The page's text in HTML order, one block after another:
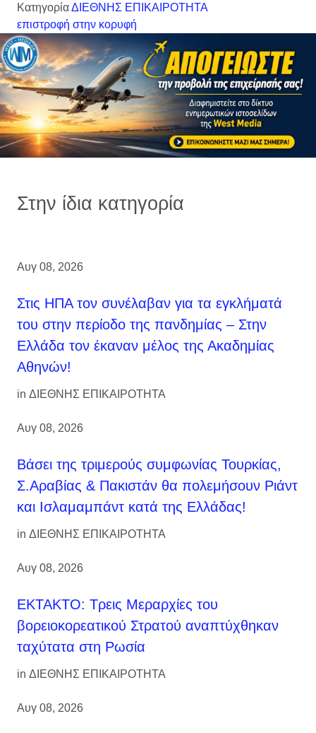
ΚατηγορίαΔΙΕΘΝΗΣ ΕΠΙΚΑΙΡΟΤΗΤΑ
επιστροφή στην κορυφή
Στην ίδια κατηγορία
Αυγ 08, 2026
Στις ΗΠΑ τον συνέλαβαν για τα εγκλήματά
του στην περίοδο της πανδημίας – Στην
Ελλάδα τον έκαναν μέλος της Ακαδημίας
Αθηνών!
in ΔΙΕΘΝΗΣ ΕΠΙΚΑΙΡΟΤΗΤΑ
Αυγ 08, 2026
Βάσει της τριμερούς συμφωνίας Τουρκίας,
Σ.Αραβίας & Πακιστάν θα πολεμήσουν Ριάντ
και Ισλαμαμπάντ κατά της Ελλάδας!
in ΔΙΕΘΝΗΣ ΕΠΙΚΑΙΡΟΤΗΤΑ
Αυγ 08, 2026
ΕΚΤΑΚΤΟ: Τρεις Μεραρχίες του
βορειοκορεατικού Στρατού αναπτύχθηκαν
ταχύτατα στη Ρωσία
in ΔΙΕΘΝΗΣ ΕΠΙΚΑΙΡΟΤΗΤΑ
Αυγ 08, 2026